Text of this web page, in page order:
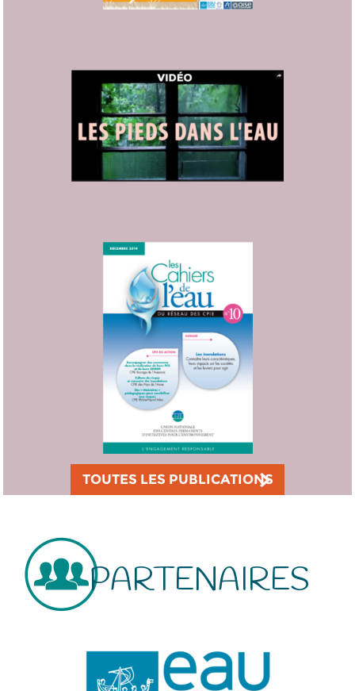
TOUTES LES PUBLICATIONS
PARTENAIRES